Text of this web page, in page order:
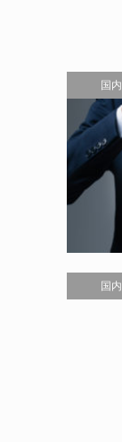
国内
国内